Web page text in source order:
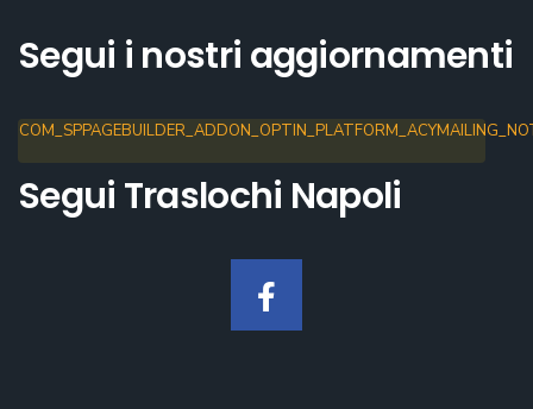
Segui i nostri aggiornamenti
Segui Traslochi Napoli